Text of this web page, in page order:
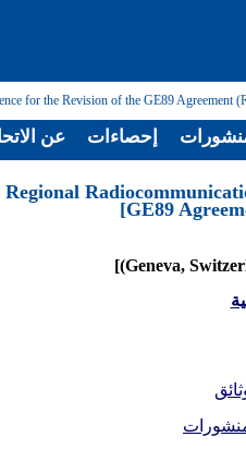
[Regional
GE89
عن إحصاءات